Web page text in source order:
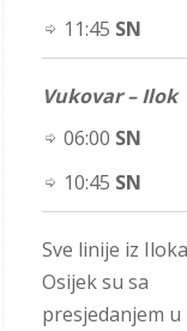
11:45 SN
Vukovar – Ilok
06:00 SN
10:45 SN
Sve linije iz
Osijek su sa
presjedanjem u